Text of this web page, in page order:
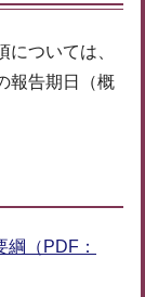
ついては、
報告期日（概
（PDF：